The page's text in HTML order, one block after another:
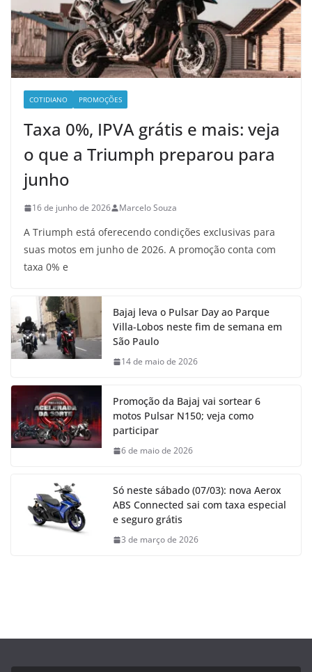
COTIDIANO PROMOÇÕES
Taxa 0%, IPVA grátis e mais: veja
o que a Triumph preparou para
junho
16 de junho de 2026 Marcelo Souza
A Triumph está oferecendo condições exclusivas para
suas motos em junho de 2026. A promoção conta com
taxa 0% e
Bajaj leva o Pulsar Day ao Parque
Villa-Lobos neste fim de semana em
São Paulo
14 de maio de 2026
Promoção da Bajaj vai sortear 6
motos Pulsar N150; veja como
participar
6 de maio de 2026
Só neste sábado (07/03): nova Aerox
ABS Connected sai com taxa especial
e seguro grátis
3 de março de 2026